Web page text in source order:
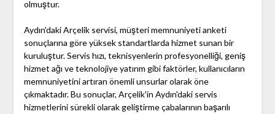
olmuştur.
Aydın'daki Arçelik servisi, müşteri memnuniyeti anketi
sonuçlarına göre yüksek standartlarda hizmet sunan bir
kuruluştur. Servis hızı, teknisyenlerin profesyonelliği, geniş
hizmet ağı ve teknolojiye yatırım gibi faktörler, kullanıcıların
memnuniyetini artıran önemli unsurlar olarak öne
çıkmaktadır. Bu sonuçlar, Arçelik'in Aydın'daki servis
hizmetlerini sürekli olarak geliştirme çabalarının başarılı